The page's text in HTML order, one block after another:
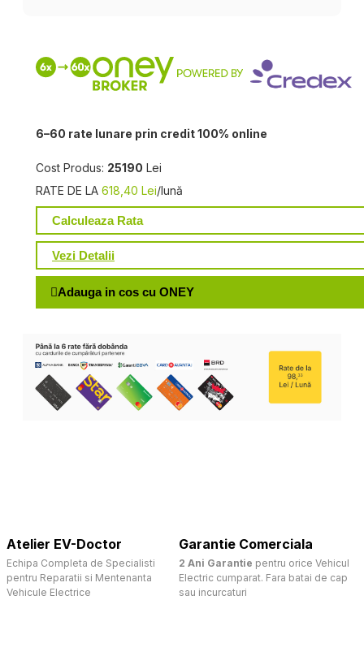
6–60 rate lunare prin credit 100% online
Cost Produs: 25190 Lei
RATE DE LA 618,40 Lei/lună
Calculeaza Rata
Vezi Detalii
Adauga in cos cu ONEY
Atelier EV-Doctor
Echipa Completa de Specialisti
pentru Reparatii si Mentenanta
Vehicule Electrice
Garantie Comerciala
2 Ani Garantie pentru orice Vehicul
Electric cumparat. Fara batai de cap
sau incurcaturi